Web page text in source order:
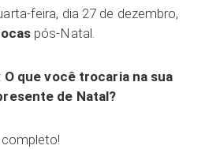
feira, dia 27 de dezembro,
pós-Natal.
O que você trocaria na sua
de Natal?